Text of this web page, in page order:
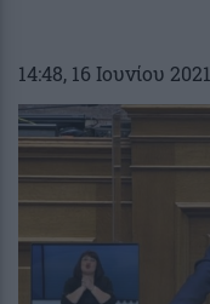
14:48, 16 Ιουνίου 2021